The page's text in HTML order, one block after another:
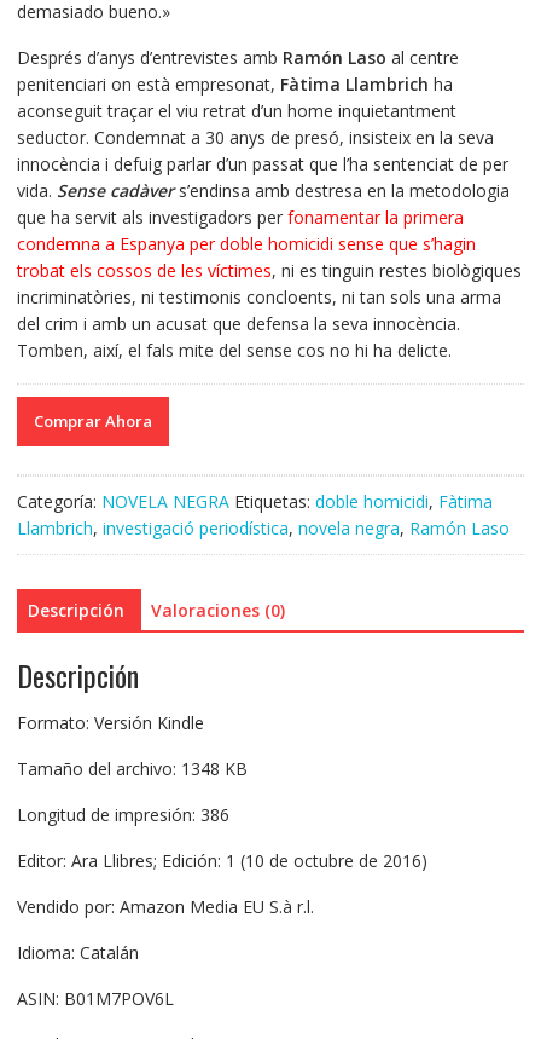
demasiado bueno.»
Després d’anys d’entrevistes amb Ramón Laso al centre
penitenciari on està empresonat, Fàtima Llambrich ha
aconseguit traçar el viu retrat d’un home inquietantment
seductor. Condemnat a 30 anys de presó, insisteix en la seva
innocència i defuig parlar d’un passat que l’ha sentenciat de per
vida. Sense cadàvers’endinsa amb destresa en la metodologia
que ha servit als investigadors perfonamentar la primera
condemna a Espanya per doble homicidi sense que s’hagin
trobat els cossos de les víctimes, ni es tinguin restes biològiques
incriminatòries, ni testimonis concloents, ni tan sols una arma
del crim i amb un acusat que defensa la seva innocència.
Tomben, així, el fals mite del sense cos no hi ha delicte.
Comprar Ahora
Categoría: NOVELA NEGRA Etiquetas: doble homicidi, Fàtima
Llambrich, investigació periodística, novela negra, Ramón Laso
Descripción Valoraciones (0)
Descripción
Formato: Versión Kindle
Tamaño del archivo: 1348 KB
Longitud de impresión: 386
Editor: Ara Llibres; Edición: 1 (10 de octubre de 2016)
Vendido por: Amazon Media EU S.à r.l.
Idioma: Catalán
ASIN: B01M7POV6L